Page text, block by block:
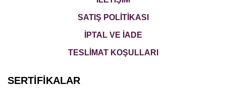
SATIŞ POLİTİKASI
İPTAL VE İADE
TESLİMAT KOŞULLARI
SERTİFİKALAR